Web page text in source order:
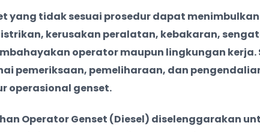
2026
Genset (Diesel)
Genset (Diesel)
yang tidak sesuai prosedur dapat
kerusakan peralatan, kebakaran,
operator maupun lingkungan kerja.
pemeriksaan, pemeliharaan, dan
operasional genset.
Operator Genset (Diesel) diselenggarakan